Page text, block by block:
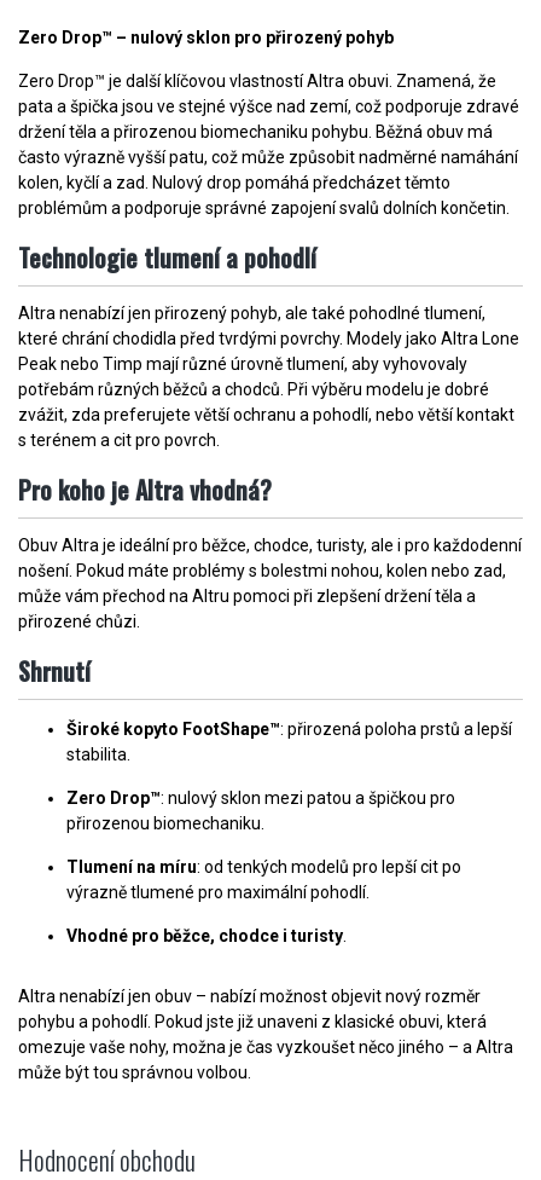
Zero Drop™ – nulový sklon pro přirozený pohyb
Zero Drop™ je další klíčovou vlastností Altra obuvi. Znamená, že
pata a špička jsou ve stejné výšce nad zemí, což podporuje zdravé
držení těla a přirozenou biomechaniku pohybu. Běžná obuv má
často výrazně vyšší patu, což může způsobit nadměrné namáhání
kolen, kyčlí a zad. Nulový drop pomáhá předcházet těmto
problémům a podporuje správné zapojení svalů dolních končetin.
Technologie tlumení a pohodlí
Altra nenabízí jen přirozený pohyb, ale také pohodlné tlumení,
které chrání chodidla před tvrdými povrchy. Modely jako Altra Lone
Peak nebo Timp mají různé úrovně tlumení, aby vyhovovaly
potřebám různých běžců a chodců. Při výběru modelu je dobré
zvážit, zda preferujete větší ochranu a pohodlí, nebo větší kontakt
s terénem a cit pro povrch.
Pro koho je Altra vhodná?
Obuv Altra je ideální pro běžce, chodce, turisty, ale i pro každodenní
nošení. Pokud máte problémy s bolestmi nohou, kolen nebo zad,
může vám přechod na Altru pomoci při zlepšení držení těla a
přirozené chůzi.
Shrnutí
Široké kopyto FootShape™: přirozená poloha prstů a lepší
stabilita.
Zero Drop™: nulový sklon mezi patou a špičkou pro
přirozenou biomechaniku.
Tlumení na míru: od tenkých modelů pro lepší cit po
výrazně tlumené pro maximální pohodlí.
Vhodné pro běžce, chodce i turisty
Altra nenabízí jen obuv – nabízí možnost objevit nový rozměr
pohybu a pohodlí. Pokud jste již unaveni z klasické obuvi, která
omezuje vaše nohy, možna je čas vyzkoušet něco jiného – a Altra
může být tou správnou volbou.
Hodnocení obchodu